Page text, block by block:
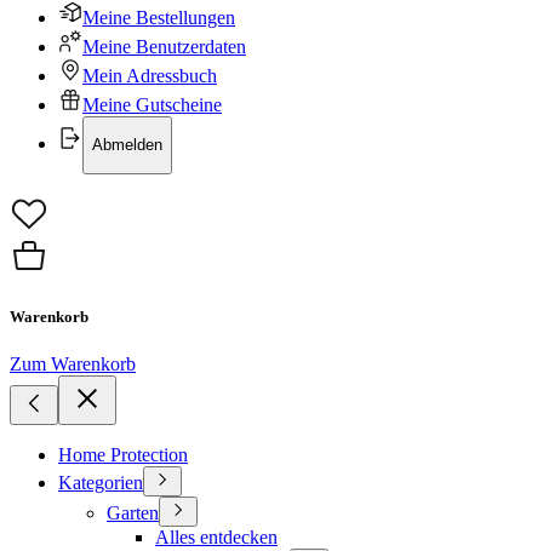
Meine Bestellungen
Meine Benutzerdaten
Mein Adressbuch
Meine Gutscheine
Abmelden
Warenkorb
Zum Warenkorb
Home Protection
Kategorien
Garten
Alles entdecken